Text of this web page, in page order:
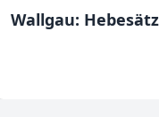
Wallgau: